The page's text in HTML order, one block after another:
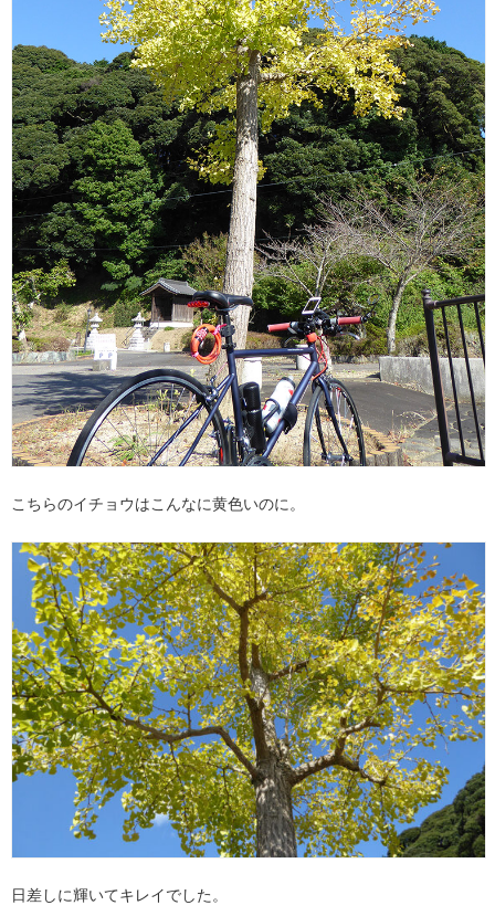
こちらのイチョウはこんなに黄色いのに。
日差しに輝いてキレイでした。